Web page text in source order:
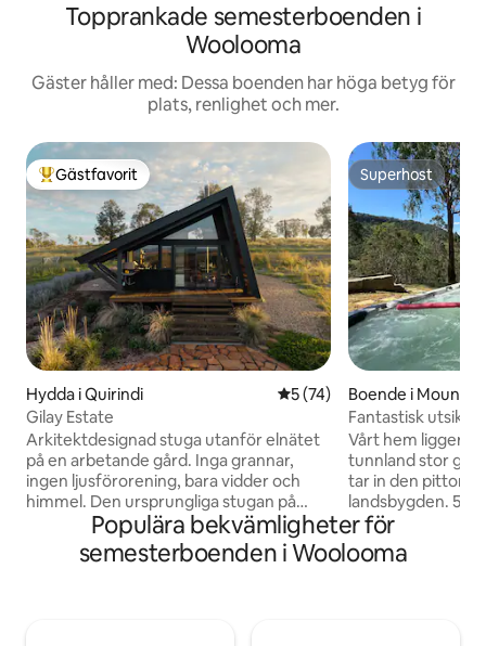
Topprankade semesterboenden i
Woolooma
Gäster håller med: Dessa boenden har höga betyg för
plats, renlighet och mer.
Populär gästfavorit
Gästfavorit
Hydda i Quirindi 5 av 5 i genomsnittligt
5 (74)
Gilay Estate
Arkitektdesignad stuga utanför elnätet
på en arbetande gård. Inga grannar,
ingen ljusförorening, bara vidder och
himmel. Den ursprungliga stugan på
Gilay Estate, en boskapsgård mot en
oavbruten bergskedja. En privat reträtt
där arkitektur möter landskap.
Superhost
Superhost
Boende i Mount
Fantastisk utsikt
personer och
Vårt hem ligger
tunnland stor
tar in den
landsbygden. 5 minuter från Lostock
Dam och den
10-sitsigt spa,
eldstad, grill,
Populära bekvämligheter för
semesterboenden i Woolooma